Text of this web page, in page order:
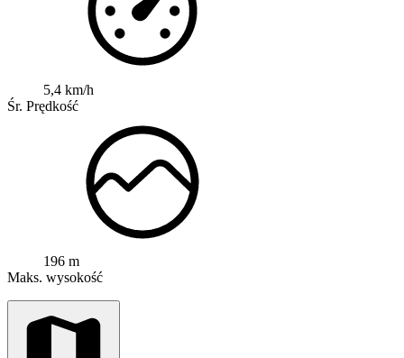
5,4 km/h
Śr. Prędkość
196 m
Maks. wysokość